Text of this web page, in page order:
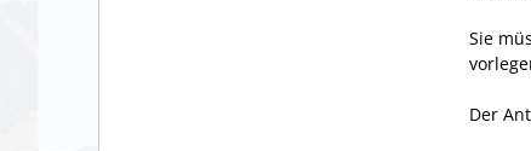
Sie
Der